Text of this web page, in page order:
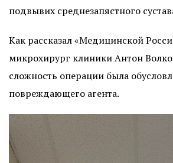
подвывих среднезапястного
Как рассказал «Медицинской
микрохирург клиники Антон
сложность операции была
повреждающего агента.